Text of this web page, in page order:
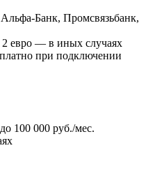
Банк, Промсвязьбанк,
евро — в иных случаях
при подключении
100 000 руб./мес.